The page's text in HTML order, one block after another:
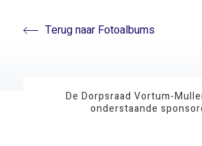
Terug naar Fotoalbums
De Dorpsraad Vortum-
onderstaande